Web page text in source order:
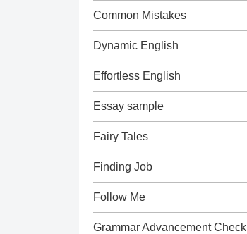
Common Mistakes
Dynamic English
Effortless English
Essay sample
Fairy Tales
Finding Job
Follow Me
Grammar Advancement Check